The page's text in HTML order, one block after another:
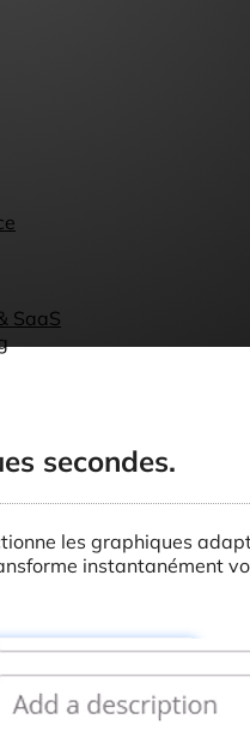
SaaS
secondes.
les graphiques
instantanément